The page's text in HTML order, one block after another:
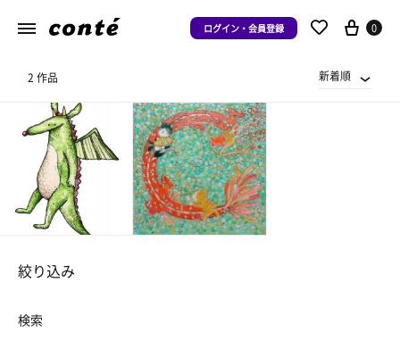
ログイン・会員登録 0
2 作品 新着順
絞り込み
検索